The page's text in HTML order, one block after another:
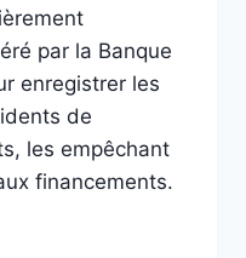
par la Banque
enregistrer les
de
les empêchant
financements.